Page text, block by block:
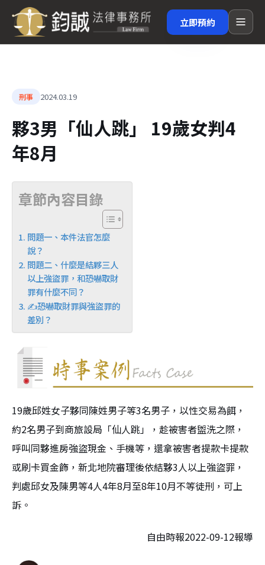
立即預約
刑事 2024.03.19
夥3男「仙人跳」 19歲女判4
年8月
章節內容目錄
問題一、本件法官怎麼
說？
問題二、什麼是結夥三人
以上強盜罪，和恐嚇取財
罪有什麼不同？
✍恐嚇取財罪與強盜罪的
差別？
19歲邱姓女子夥同陳姓男子等3名男子，以性交易為餌，
約2名男子到商旅設局「仙人跳」，趁被害者盥洗之際，
呼叫同夥進房強盜現金、手機等，還拿被害者提款卡提款
或刷卡買金飾，新北地院審理後依結夥3人以上強盜罪，
判處邱女及陳男等4人4年8月至8年10月不等徒刑，可上
訴。
自由時報2022-09-12報導